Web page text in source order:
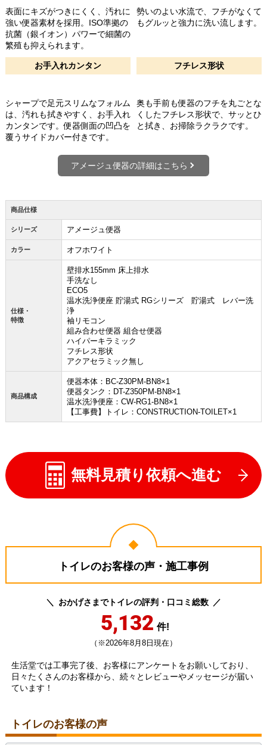
表面にキズがつきにくく、汚れに
強い便器素材を採用。ISO準拠の
抗菌（銀イオン）パワーで細菌の
繁殖も抑えられます。
勢いのよい水流で、フチがなくて
もグルッと強力に洗い流します。
お手入れカンタン
シャープで足元スリムなフォルム
は、汚れも拭きやすく、お手入れ
カンタンです。便器側面の凹凸を
覆うサイドカバー付きです。
フチレス形状
奥も手前も便器のフチを丸ごとな
くしたフチレス形状で、サッとひ
と拭き、お掃除ラクラクです。
アメージュ便器の詳細はこちら
商品仕様
シリーズ アメージュ便器
カラー オフホワイト
仕様・
特徴
壁排水155mm 床上排水
手洗なし
ECO5
温水洗浄便座 貯湯式 RGシリーズ 貯湯式 レバー洗
浄
袖リモコン
組み合わせ便器 組合せ便器
ハイパーキラミック
フチレス形状
アクアセラミック無し
商品構成
便器本体：BC-Z30PM-BN8×1
便器タンク：DT-Z350PM-BN8×1
温水洗浄便座：CW-RG1-BN8×1
【工事費】トイレ：CONSTRUCTION-TOILET×1
無料見積り依頼へ進む
トイレのお客様の声・施工事例
おかげさまでトイレの評判・口コミ総数
5,132 件!
（※2026年8月8日現在）
生活堂では工事完了後、お客様にアンケートをお願いしており、
日々たくさんのお客様から、続々とレビューやメッセージが届い
ています！
トイレのお客様の声